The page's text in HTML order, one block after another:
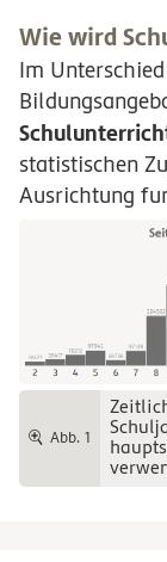
Wie wird
Im
statistischen
Ausrichtung
Abb. 1